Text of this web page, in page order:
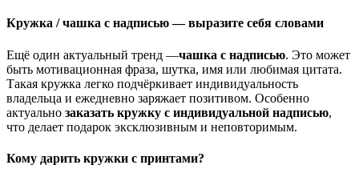
Кружка / чашка с надписью — выразите себя словами
Ещё один актуальный тренд —чашка с надписью. Это может
быть мотивационная фраза, шутка, имя или любимая цитата.
Такая кружка легко подчёркивает индивидуальность
владельца и ежедневно заряжает позитивом. Особенно
актуально заказать кружку с индивидуальной надписью,
что делает подарок эксклюзивным и неповторимым.
Кому дарить кружки с принтами?